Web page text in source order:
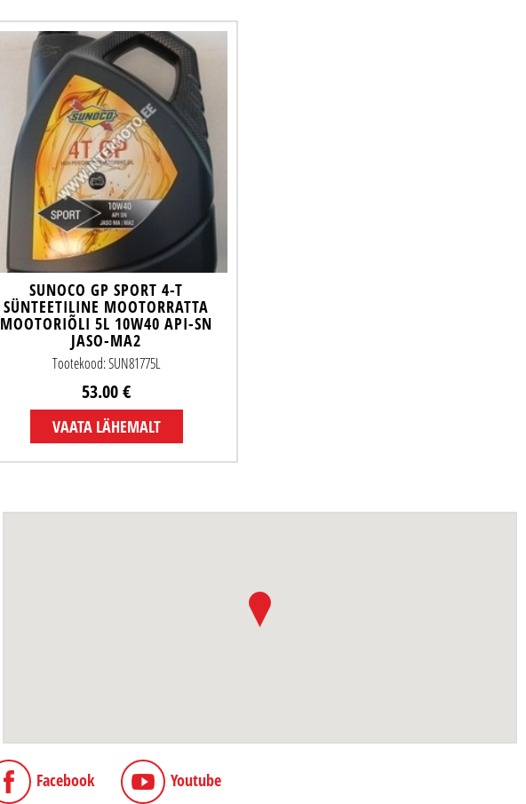
SUNOCO GP SPORT 4-T
SÜNTEETILINE MOOTORRATTA
MOOTORIÕLI 5L 10W40 API-SN
JASO-MA2
Tootekood: SUN81775L
53.00 €
VAATA LÄHEMALT
Facebook Youtube